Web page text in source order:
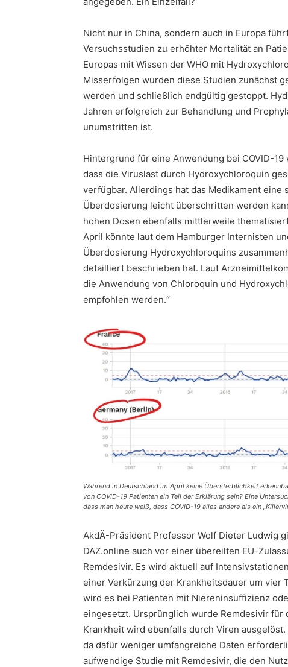
Nicht nur in China, sondern auch in Europa
Versuchsstudien zu erhöhter Mortalität an
Europas mit Wissen der WHO mit
Misserfolgen wurden diese Studien zunächst
werden und schließlich endgültig gestoppt.
Jahren erfolgreich zur Behandlung und
unumstritten ist.
Hintergrund für eine Anwendung bei COVID-
dass die Viruslast durch Hydroxychloroquin
verfügbar. Allerdings hat das Medikament
Überdosierung leicht überschritten werden
hohen Dosen ebenfalls mittlerweile
April könnte laut dem Hamburger Internisten
Überdosierung Hydroxychloroquins
detailliert beschrieben hat. Laut
die Anwendung von Chloroquin und
empfohlen werden.“
Während in Deutschland im April keine Übersterblichkeit
von COVID-19 Patienten ein Teil der Erklärung sein? Eine
dass man heute weiß, dass COVID-19 alles andere als ein
AkdÄ-Präsident Professor Wolf Dieter Ludwig
DAZ.online auch vor einer übereilten EU-
Remdesivir. Es wird aktuell auf
einer Verkürzung der Krankheitsdauer um vier
wird es bei Patienten mit Niereninsuffizienz
eingesetzt. Ursprünglich wurde Remdesivir für
Krankheit wird ebenfalls durch Viren
da dafür weniger umfangreiche Daten
aufwendige Studie mit Remdesivir, die den